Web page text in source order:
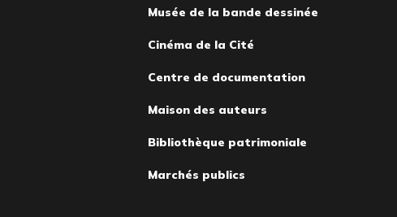
Musée de la bande dessinée
Cinéma de la Cité
Centre de documentation
Maison des auteurs
Bibliothèque patrimoniale
Marchés publics